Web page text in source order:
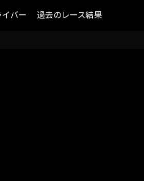
バー 過去のレース結果